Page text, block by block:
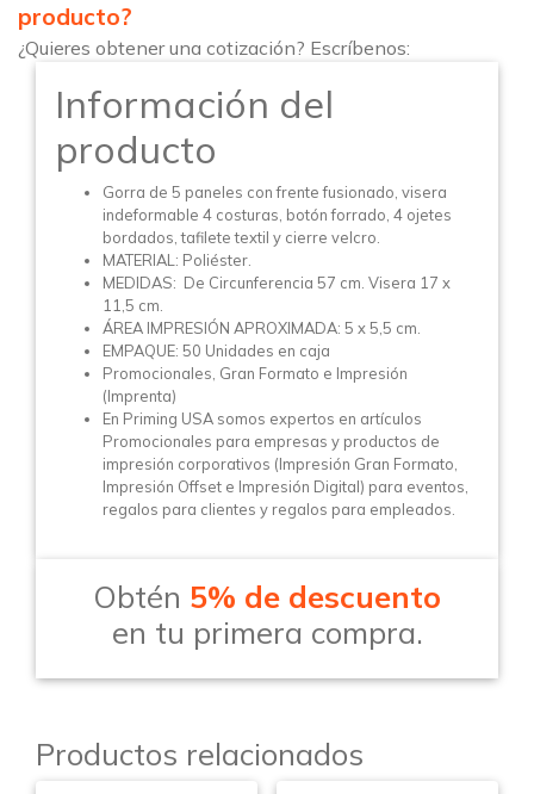
producto?
¿Quieres obtener una cotización? Escríbenos:
Información del
producto
Gorra de 5 paneles con frente fusionado, visera
indeformable 4 costuras, botón forrado, 4 ojetes
bordados, tafilete textil y cierre velcro.
MATERIAL: Poliéster.
MEDIDAS: De Circunferencia 57 cm. Visera 17 x
11,5 cm.
ÁREA IMPRESIÓN APROXIMADA: 5 x 5,5 cm.
EMPAQUE: 50 Unidades en caja
Promocionales, Gran Formato e Impresión
(Imprenta)
En Priming USA somos expertos en artículos
Promocionales para empresas y productos de
impresión corporativos (Impresión Gran Formato,
Impresión Offset e Impresión Digital) para eventos,
regalos para clientes y regalos para empleados.
Obtén 5% de descuento
en tu primera compra.
Productos relacionados